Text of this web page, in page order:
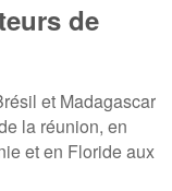
de
et Madagascar
la réunion, en
et en Floride aux